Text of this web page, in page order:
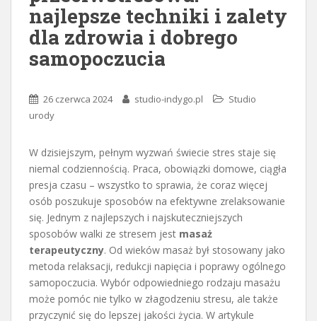
najlepsze techniki i zalety
dla zdrowia i dobrego
samopoczucia
26 czerwca 2024 studio-indygo.pl
Studio
urody
W dzisiejszym, pełnym wyzwań świecie stres staje się
niemal codziennością. Praca, obowiązki domowe, ciągła
presja czasu – wszystko to sprawia, że coraz więcej
osób poszukuje sposobów na efektywne zrelaksowanie
się. Jednym z najlepszych i najskuteczniejszych
sposobów walki ze stresem jest masaż
terapeutyczny. Od wieków masaż był stosowany jako
metoda relaksacji, redukcji napięcia i poprawy ogólnego
samopoczucia. Wybór odpowiedniego rodzaju masażu
może pomóc nie tylko w złagodzeniu stresu, ale także
przyczynić się do lepszej jakości życia. W artykule